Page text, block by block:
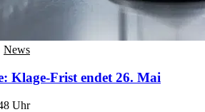
News
Klage-Frist endet 26. Mai
Uhr